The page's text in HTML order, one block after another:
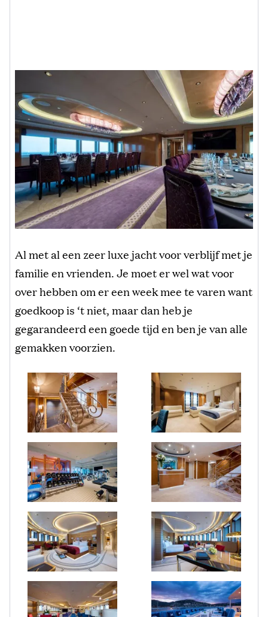
Al met al een zeer luxe jacht voor verblijf met je
familie en vrienden. Je moet er wel wat voor
over hebben om er een week mee te varen want
goedkoop is ‘t niet, maar dan heb je
gegarandeerd een goede tijd en ben je van alle
gemakken voorzien.